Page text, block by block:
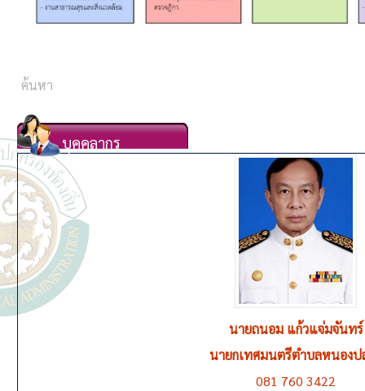
บุคคลากร
นายถนอม แก้วแจ่มจันทร์
นายกเทศมนตรีตำบลหนองป
081 760 3422